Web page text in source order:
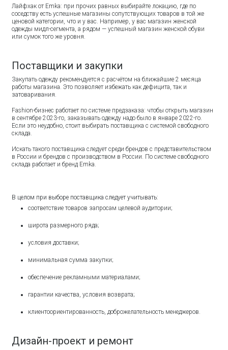
Лайфхак от Emka: при прочих равных выбирайте локацию, где по
соседству есть успешные магазины сопутствующих товаров в той же
ценовой категории, что и у вас. Например, у вас магазин женской
одежды мидл-сегмента, а рядом — успешный магазин женской обуви
или сумок того же уровня.
Поставщики и закупки
Закупать одежду рекомендуется с расчётом на ближайшие 2 месяца
работы магазина. Это позволяет избежать как дефицита, так и
затоваривания.
Fashion-бизнес работает по системе предзаказа: чтобы открыть магазин
в сентябре 2023-го, заказывать одежду надо было в январе 2022-го.
Если это неудобно, стоит выбирать поставщика с системой свободного
склада.
Искать такого поставщика следует среди брендов с представительством
в России и брендов с производством в России. По системе свободного
склада работает и бренд Emka.
В целом при выборе поставщика следует учитывать:
соответствие товаров запросам целевой аудитории;
широта размерного ряда;
условия доставки;
минимальная сумма закупки;
обеспечение рекламными материалами;
гарантии качества, условия возврата;
клиентоориентированность, доброжелательность менеджеров.
Дизайн-проект и ремонт